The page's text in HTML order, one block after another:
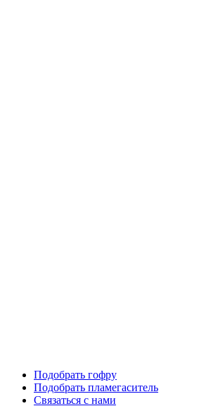
Подобрать гофру
Подобрать пламегаситель
Связаться с нами